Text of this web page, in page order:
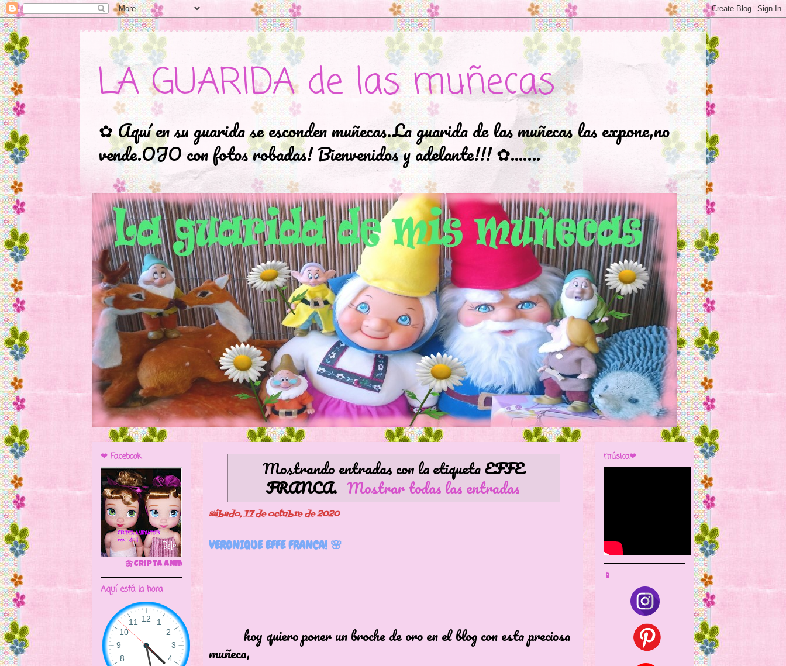
LA GUARIDA de las muñecas
✿ Aquí en su guarida se esconden muñecas.La guarida de las muñecas las expone,no
vende.OJO con fotos robadas! Bienvenidos y adelante!!! ✿...….
Mostrando entradas con la etiquetaEFFE
FRANCA. Mostrar todas las entradas
sábado, 17 de octubre de 2020
VERONIQUE EFFE FRANCA! 🌸
hoy quiero poner un broche de oro en el blog con esta preciosa
muñeca,
❤ Facebook
🌼CRIPTA ANIMATOR CAVE DOLL
Aquí está la hora
música❤
📱